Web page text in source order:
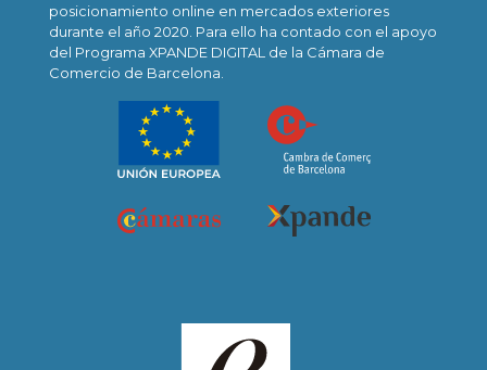
posicionamiento online en mercados exteriores
durante el año 2020. Para ello ha contado con el apoyo
del Programa XPANDE DIGITAL de la Cámara de
Comercio de Barcelona.